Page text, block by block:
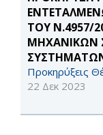
ΤΟΥ Ν.4957/
ΜΗΧΑΝΙΚΩΝ
Προκηρύξεις
22 Δεκ 2023